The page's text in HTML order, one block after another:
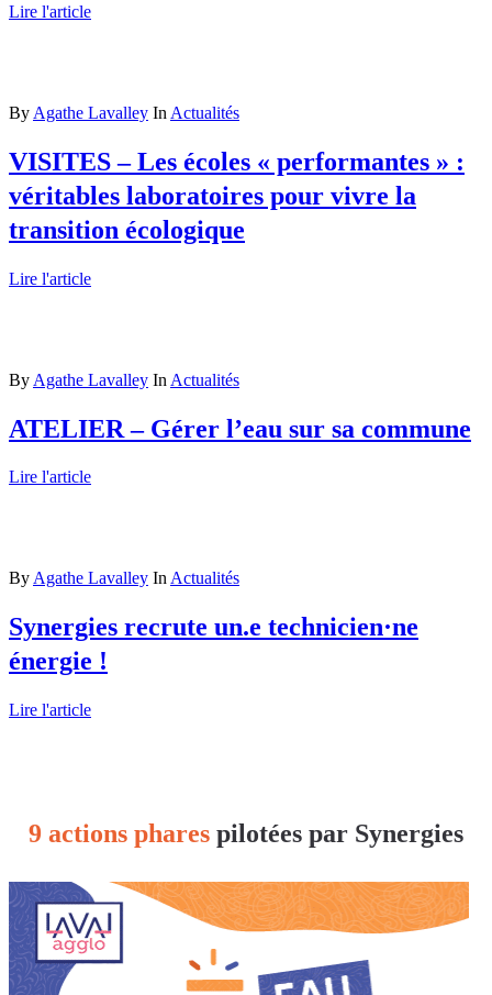
Lire l'article
By Agathe Lavalley In Actualités
VISITES – Les écoles « performantes » :
véritables laboratoires pour vivre la
transition écologique
Lire l'article
By Agathe Lavalley In Actualités
ATELIER – Gérer l’eau sur sa commune
Lire l'article
ByAgathe Lavalley InActualités
Synergies recrute un.e technicien·ne
énergie !
Lire l'article
9 actions phares pilotées par Synergies